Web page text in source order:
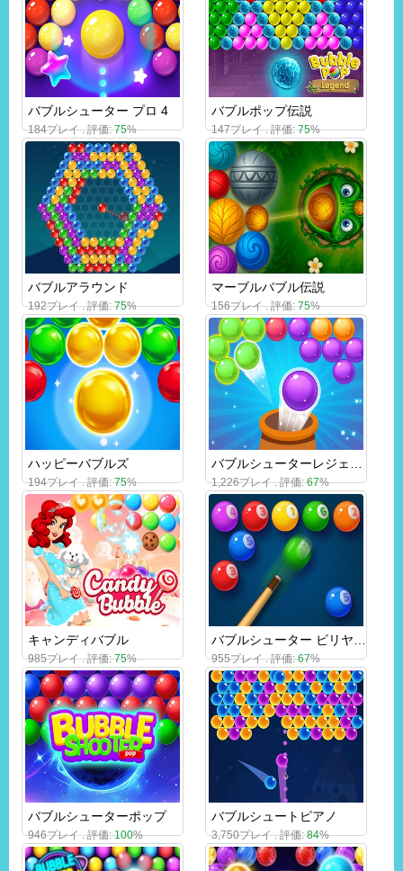
バブルシューター プロ 4
184プレイ . 評価:75%
バブルポップ伝説
147プレイ . 評価:75%
バブルアラウンド
192プレイ . 評価:75%
マーブルバブル伝説
156プレイ . 評価:75%
ハッピーバブルズ
194プレイ . 評価:75% 1,226プレイ . 評価:67%
キャンディバブル
985プレイ . 評価:75% 955プレイ . 評価:67%
バブルシューターポップ
946プレイ . 評価:100%
バブルシュートピアノ
3,750プレイ . 評価:84%